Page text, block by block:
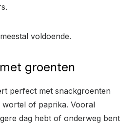
voldoende.
groenten
perfect met snackgroenten
wortel of paprika. Vooral
dag hebt of onderweg bent